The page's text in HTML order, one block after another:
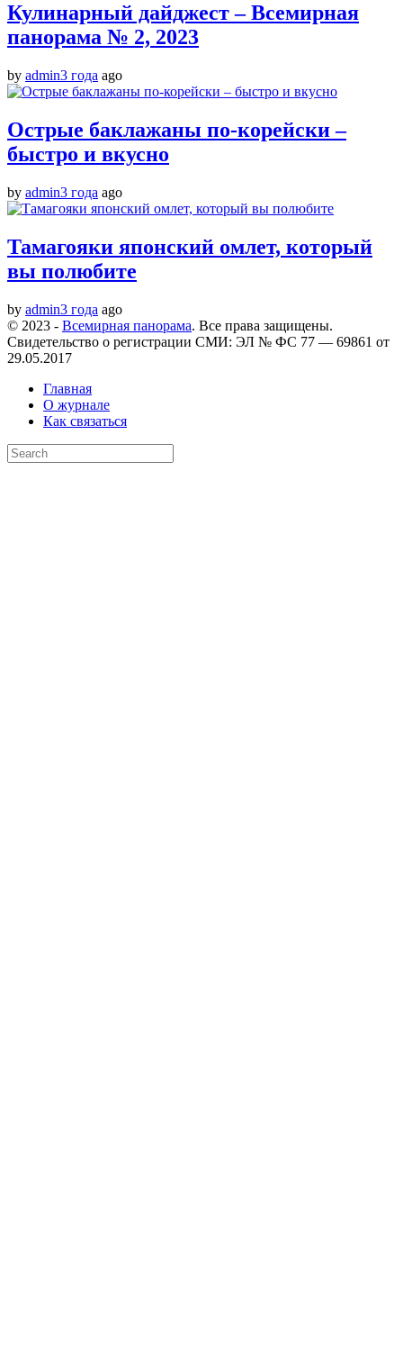
Кулинарный дайджест – Всемирная
панорама № 2, 2023
by admin3 года ago
Острые баклажаны по-корейски –
быстро и вкусно
by admin3 года ago
Тамагояки японский омлет, который
вы полюбите
by admin3 года ago
© 2023 - Всемирная панорама. Все права защищены.
Свидетельство о регистрации СМИ: ЭЛ № ФС 77 — 69861 от
29.05.2017
Главная
О журнале
Как связаться